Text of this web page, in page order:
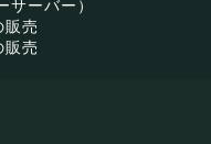
サーバー）
販売
販売